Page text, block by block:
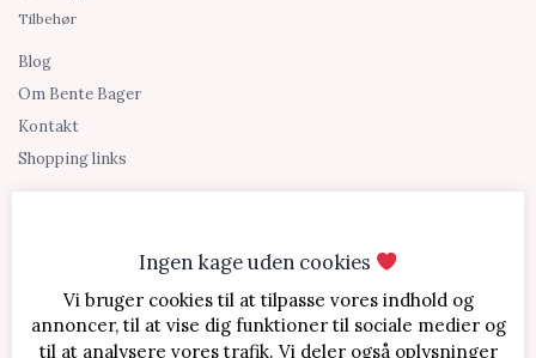
Tilbehør
Blog
Om Bente Bager
Kontakt
Shopping links
Ingen kage uden cookies
Vi bruger cookies til at tilpasse vores indhold og
annoncer, til at vise dig funktioner til sociale medier og
til at analysere vores trafik. Vi deler også oplysninger